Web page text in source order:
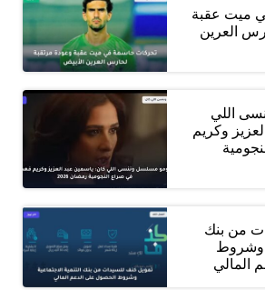
ميت عقبة
العرين
اللي
وكريم
من بنك
وشروط
المالي